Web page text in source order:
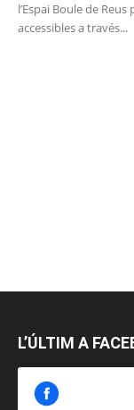
l’Espai Boule de
accessibles a través...
L’ÚLTIM A